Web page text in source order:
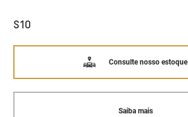
S10
Consulte nosso estoque
Saiba mais